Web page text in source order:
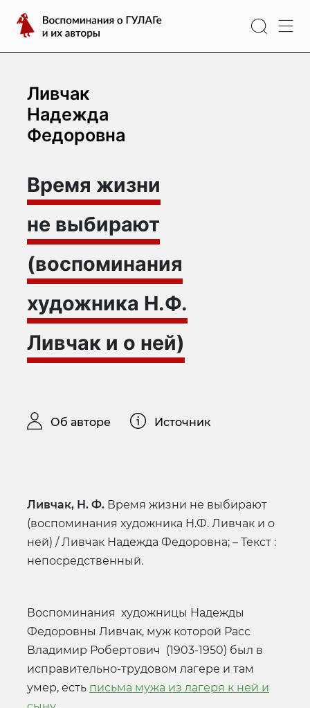
содержимому
Воспоминания
о
ГУЛАГе
авторы
Ливчак
Надежда
Федоровна
Время жизни
не выбирают
(воспоминания
художника Н.Ф.
Ливчак и о ней)
Об авторе Источник
Ливчак, Н. Ф. Время жизни не выбирают
(воспоминания художника Н.Ф. Ливчак и о
ней) / Ливчак Надежда Федоровна; – Текст :
непосредственный.
Воспоминания художницы Надежды
Федоровны Ливчак, муж которой Расс
Владимир Робертович (1903-1950) был в
исправительно-трудовом лагере и там
умер, есть письма мужа из лагеря к ней и